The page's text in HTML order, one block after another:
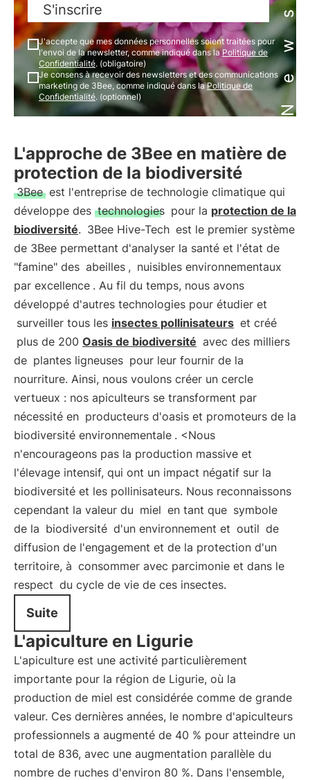
S'inscrire
J'accepte que mes données personnelles soient traitées pour
l'envoi de la newsletter, comme indiqué dans laPolitique de
Confidentialité. (obligatoire)
Je consens à recevoir des newsletters et des communications
marketing de 3Bee, comme indiqué dans laPolitique de
Confidentialité. (optionnel)
L'approche de 3Bee en matière de
protection de la biodiversité
3Bee est l'entreprise de technologie climatique qui
développe des technologies pour la protection de la
biodiversité. 3Bee Hive-Tech est le premier système
de 3Bee permettant d'analyser la santé et l'état de
"famine" des abeilles , nuisibles environnementaux
par excellence . Au fil du temps, nous avons
développé d'autres technologies pour étudier et
surveiller tous les insectes pollinisateurs et créé
plus de 200 Oasis de biodiversité avec des milliers
de plantes ligneuses pour leur fournir de la
nourriture. Ainsi, nous voulons créer un cercle
vertueux : nos apiculteurs se transforment par
nécessité en producteurs d'oasis et promoteurs de la
biodiversité environnementale . <Nous
n'encourageons pas la production massive et
l'élevage intensif, qui ont un impact négatif sur la
biodiversité et les pollinisateurs. Nous reconnaissons
cependant la valeur du miel en tant que symbole
de la biodiversité d'un environnement et outil de
diffusion de l'engagement et de la protection d'un
territoire, à consommer avec parcimonie et dans le
respect du cycle de vie de ces insectes.
Suite
L'apiculture en Ligurie
L'apiculture est une activité particulièrement
importante pour la région de Ligurie, où la
production de miel est considérée comme de grande
valeur. Ces dernières années, le nombre d'apiculteurs
professionnels a augmenté de 40 % pour atteindre un
total de 836, avec une augmentation parallèle du
nombre de ruches d'environ 80 %. Dans l'ensemble,